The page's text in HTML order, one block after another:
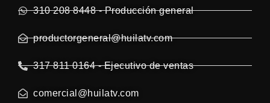
310 208 8448 - Producción general
productorgeneral@huilatv.com
317 811 0164 - Ejecutivo de ventas
comercial@huilatv.com